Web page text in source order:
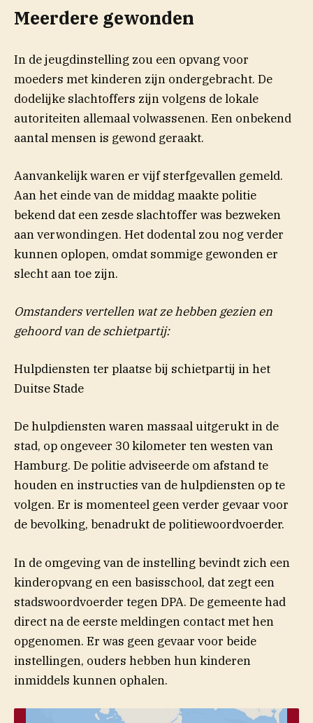
Meerdere gewonden
In de jeugdinstelling zou een opvang voor
moeders met kinderen zijn ondergebracht. De
dodelijke slachtoffers zijn volgens de lokale
autoriteiten allemaal volwassenen. Een onbekend
aantal mensen is gewond geraakt.
Aanvankelijk waren er vijf sterfgevallen gemeld.
Aan het einde van de middag maakte politie
bekend dat een zesde slachtoffer was bezweken
aan verwondingen. Het dodental zou nog verder
kunnen oplopen, omdat sommige gewonden er
slecht aan toe zijn.
Omstanders vertellen wat ze hebben gezien en
gehoord van de schietpartij:
Hulpdiensten ter plaatse bij schietpartij in het
Duitse Stade
De hulpdiensten waren massaaluitgerukt(opent in
in de
stad, op ongeveer 30 kilometer ten westen van
Hamburg. De politie adviseerde om afstand te
houden en instructies van de hulpdiensten op te
volgen. Er is momenteel geen verder gevaar voor
de bevolking, benadrukt de politiewoordvoerder.
In de omgeving van de instelling bevindt zich een
kinderopvang en een basisschool, dat zegt een
stadswoordvoerder tegen DPA. De gemeente had
direct na de eerste meldingen contact met hen
opgenomen. Er was geen gevaar voor beide
instellingen, ouders hebben hun kinderen
inmiddels kunnen ophalen.